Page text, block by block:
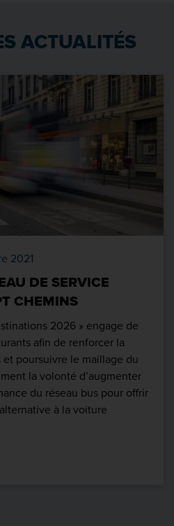
ACTUALITÉS
2021
DE SERVICE
CHEMINS
2026 » engage de
afin de renforcer la
poursuivre le maillage du
la volonté d’augmenter
du réseau bus pour offrir
à la voiture